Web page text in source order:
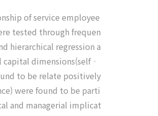
of service employee
tested through frequen
hierarchical regression a
dimensions(self‐
to be relate positively
were found to be parti
and managerial implicat